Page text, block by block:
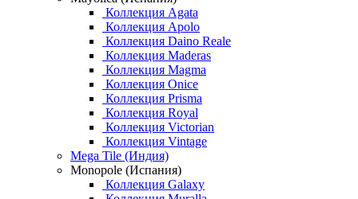
Коллекция Agata
Коллекция Apolo
Коллекция Daino Reale
Коллекция Maderas
Коллекция Magma
Коллекция Onice
Коллекция Prisma
Коллекция Royal
Коллекция Victorian
Коллекция Vintage
Mega Tile (Индия)
Monopole (Испания)
Коллекция Galaxy